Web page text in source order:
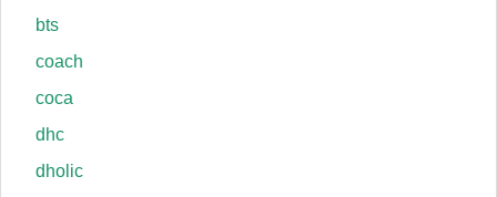
bts
coach
coca
dhc
dholic